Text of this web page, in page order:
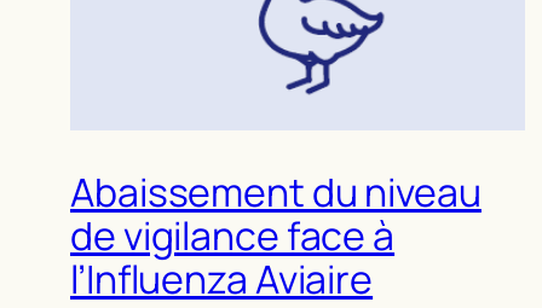
Abaissement du niveau
de vigilance face à
l’Influenza Aviaire